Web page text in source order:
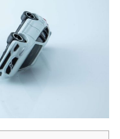
勧めします。
7931